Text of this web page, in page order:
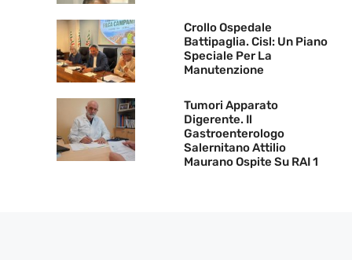
Crollo Ospedale
Battipaglia. Cisl: Un Piano
Speciale Per La
Manutenzione
Tumori Apparato
Digerente. Il
Gastroenterologo
Salernitano Attilio
Maurano Ospite Su RAI 1